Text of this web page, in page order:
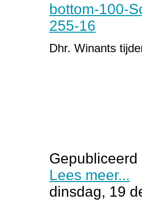
Dhr. Winants
Gepubliceerd
Lees meer...
dinsdag, 19